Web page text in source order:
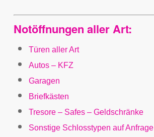
Notöffnungen aller Art:
Türen aller Art
Autos – KFZ
Garagen
Briefkästen
Tresore– Safes – Geldschränke
Sonstige Schlosstypen auf Anfrage